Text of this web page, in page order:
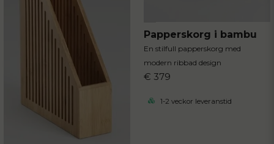
Papperskorg i bambu
En stilfull papperskorg med
modern ribbad design
€ 379
1-2 veckor leveranstid